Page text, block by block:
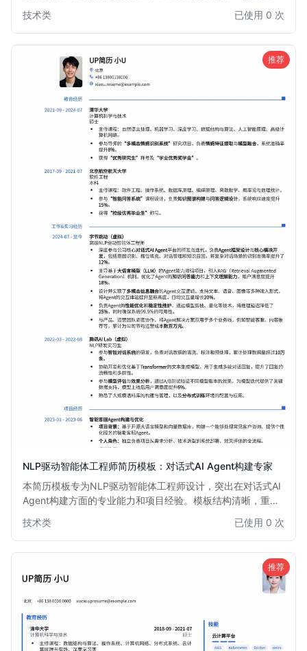
关注点，提高面试邀约率。适用于1-5年推荐算法经验的求职
者。
技术类 已使用 0 次
推荐
NLP驱动智能体工程师简历模板：对话式AI Agent构建专家
本简历模板专为NLP驱动智能体工程师设计，突出在对话式AI
Agent构建方面的专业能力和项目经验。模板结构清晰，重点
框架搭建等核心技能，助力求职者快速获得面试机会。
技术类 已使用 0 次
推荐